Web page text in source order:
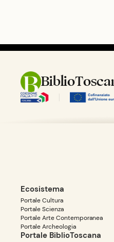
Ecosistema
Portale Cultura
Portale Scienza
Portale Arte Contemporanea
Portale Archeologia
Portale BiblioToscana